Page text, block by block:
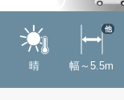
晴 幅～5.5m
他